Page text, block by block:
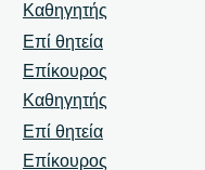
Καθηγητής
Επί θητεία
Επίκουρος
Καθηγητής
Επί θητεία
Επίκουρος